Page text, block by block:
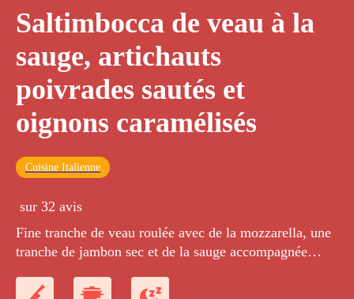
Saltimbocca de veau à la
sauge, artichauts
poivrades sautés et
oignons caramélisés
Cuisine Italienne
sur 32 avis
Fine tranche de veau roulée avec de la mozzarella, une
tranche de jambon sec et de la sauge accompagnée
caramélisés.